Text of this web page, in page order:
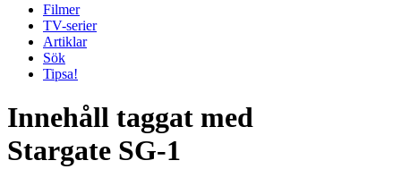
Filmer
TV-serier
Artiklar
Sök
Tipsa!
Innehåll taggat med
Stargate SG-1